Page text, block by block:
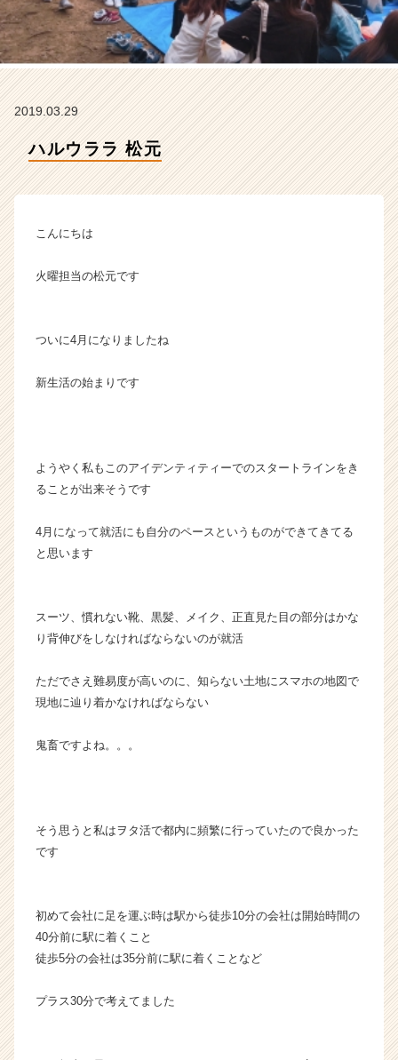
ン
ャ
ー・
業
か
ス
活
ャ
リ
（C
C
a
e
e
2019.03.29
ハルウララ 松元
こんにちは
火曜担当の松元です
ついに4月になりましたね
新生活の始まりです
ようやく私もこのアイデンティティーでのスタートラインをき
ることが出来そうです
4月になって就活にも自分のペースというものができてきてる
と思います
スーツ、慣れない靴、黒髪、メイク、正直見た目の部分はかな
り背伸びをしなければならないのが就活
ただでさえ難易度が高いのに、知らない土地にスマホの地図で
現地に辿り着かなければならない
鬼畜ですよね。。。
そう思うと私はヲタ活で都内に頻繁に行っていたので良かった
です
初めて会社に足を運ぶ時は駅から徒歩10分の会社は開始時間の
40分前に駅に着くこと
徒歩5分の会社は35分前に駅に着くことなど
プラス30分で考えてました